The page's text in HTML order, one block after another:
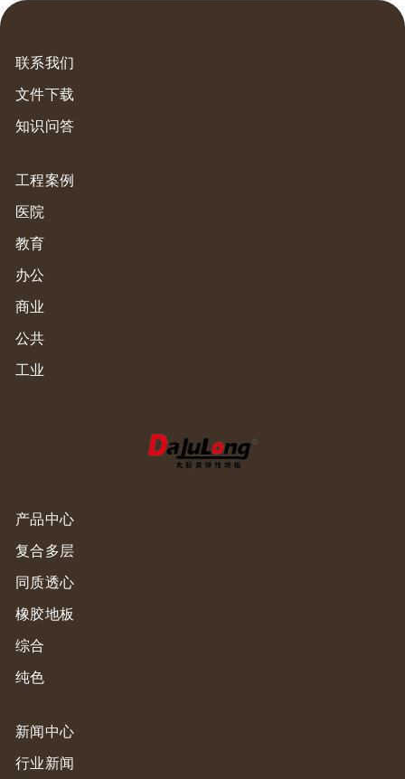
联系我们
文件下载
知识问答
工程案例
医院
教育
办公
商业
公共
工业
产品中心
复合多层
同质透心
橡胶地板
综合
纯色
新闻中心
行业新闻